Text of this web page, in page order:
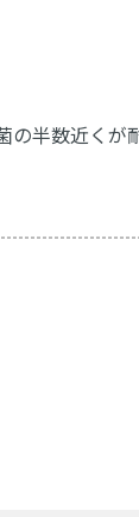
の半数近くが